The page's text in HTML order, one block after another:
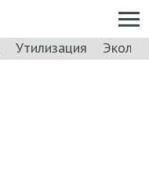
Утилизация